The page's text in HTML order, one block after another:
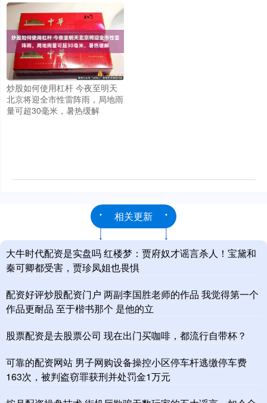
炒股如何使用杠杆 今夜至明天
北京将迎全市性雷阵雨，局地雨
量可超30毫米，暑热缓解
相关更新
大牛时代配资是实盘吗 红楼梦：贾府奴才谣言杀人！宝黛和
秦可卿都受害，贾珍凤姐也畏惧
配资好评炒股配资门户 两副李国胜老师的作品 我觉得第一个
作品更耐品 至于楷书那个 是他的立
股票配资是去股票公司 现在出门买咖啡，都流行自带杯？
可靠的配资网站 男子网购设备操控小区停车杆逃缴停车费
163次，被判盗窃罪获刑并处罚金1万元